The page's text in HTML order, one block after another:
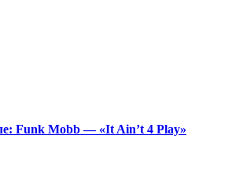
Funk Mobb — «It Ain’t 4 Play»